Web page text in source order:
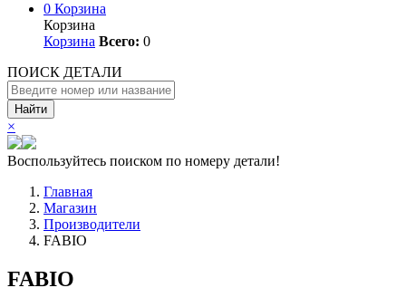
0 Корзина
Корзина
Корзина Всего: 0
ПОИСК ДЕТАЛИ
Найти
×
Воспользуйтесь поиском по номеру детали!
Главная
Магазин
Производители
FABIO
FABIO